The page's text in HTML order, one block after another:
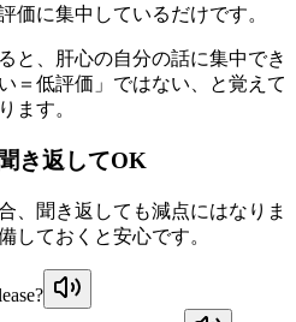
価に集中しているだけです。
と、肝心の自分の話に集中でき
＝低評価」ではない、と覚えて
ます。
き返してOK
、聞き返しても減点にはなりま
しておくと安心です。